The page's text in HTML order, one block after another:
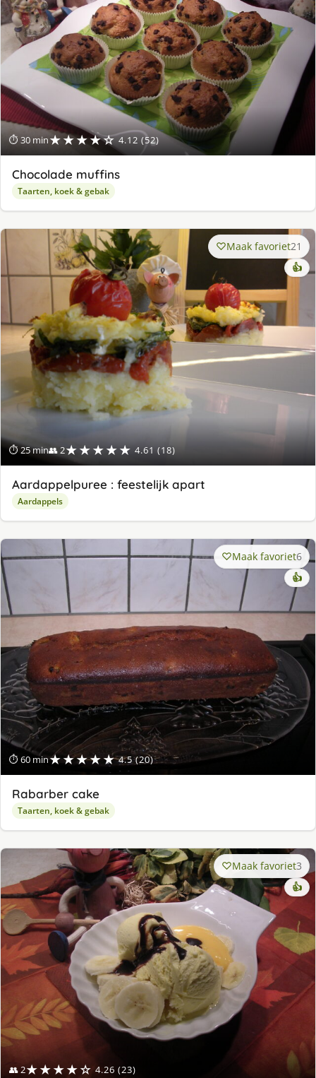
⏱ 30 min★★★★☆ 4.12 (52)
Chocolade muffins
Taarten, koek & gebak
⏱ 25 min👥 2★★★★★ 4.61 (18)
Maak favoriet21
👍
Aardappelpuree : feestelijk apart
Aardappels
⏱ 60 min★★★★★ 4.5 (20)
Maak favoriet6
👍
Rabarber cake
Taarten, koek & gebak
👥 2★★★★☆ 4.26 (23)
Maak favoriet3
👍